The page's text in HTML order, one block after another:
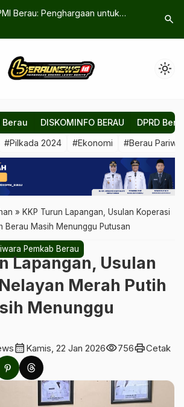
Berau: Penghargaan untuk
Mundur
Amanah
search
light_mode
DISKOMINFO BERAU DPRD
#Pilkada 2024 #Ekonomi #Berau
» KKP Turun Lapangan, Usulan Koperasi
Berau Masih Menunggu Putusan
Pemkab Berau
Lapangan, Usulan
Merah Putih
Menunggu
calendar_month Kamis, 22 Jan 2026visibility756printCetak